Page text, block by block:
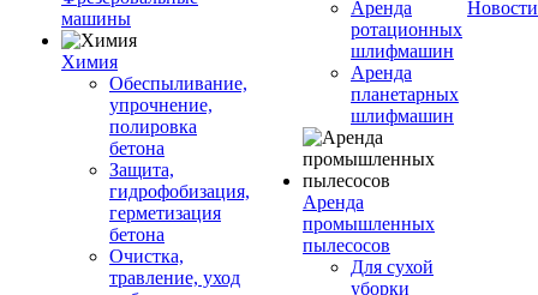
машины
Химия
Обеспыливание,
упрочнение,
полировка
бетона
Защита,
гидрофобизация,
герметизация
бетона
Очистка,
травление, уход
Аренда
ротационных
шлифмашин
Аренда
планетарных
шлифмашин
Аренда
промышленных
пылесосов
Для сухой
уборки
Новости